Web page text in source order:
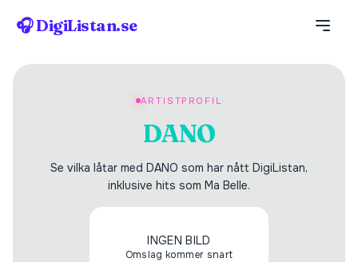
🎧 DigiListan.se
ARTISTPROFIL
DANO
Se vilka låtar med DANO som har nått DigiListan,
inklusive hits som Ma Belle.
INGEN BILD
Omslag kommer snart